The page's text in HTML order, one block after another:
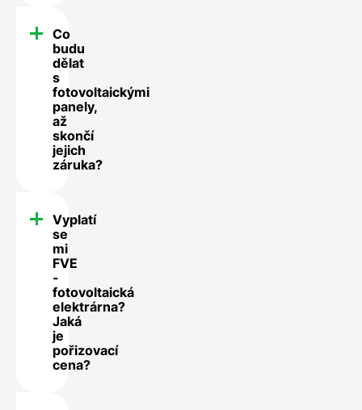
Co
budu
dělat
s
fotovoltaickými
panely,
až
skončí
jejich
záruka?
Vyplatí
se
mi
FVE
-
fotovoltaická
elektrárna?
Jaká
je
pořizovací
cena?